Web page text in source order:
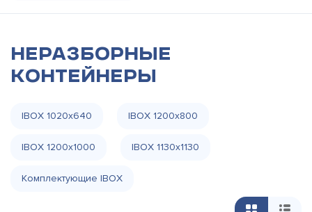
Неразборные
контейнеры
IBOX 1020х640 IBOX 1200х800
IBOX 1200х1000 IBOX 1130х1130
Комплектующие IBOX